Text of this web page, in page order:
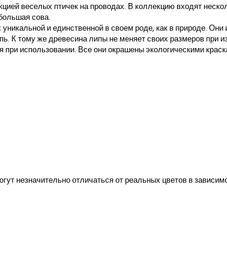
веселых птичек на проводах. В коллекцию входят
сова.
и единственной в своем роде, как в природе. Они
К тому же древесина липы не меняет своих размеров при
использовании. Все они окрашены экологическими
незначительно отличаться от реальных цветов в